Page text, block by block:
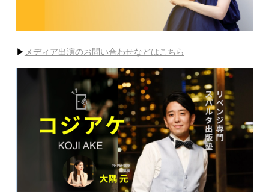
▶ メディア出演のお問い合わせなどはこちら